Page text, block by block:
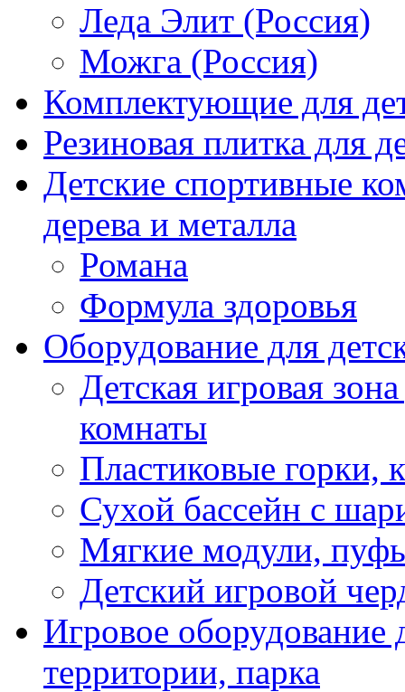
Леда Элит (Россия)
Можга (Россия)
Комплектующие для
Резиновая плитка для
Детские спортивные
дерева и металла
Романа
Формула здоровья
Оборудование для
Детская игровая
комнаты
Пластиковые горки,
Сухой бассейн с
Мягкие модули,
Детский игровой
Игровое оборудование
территории, парка